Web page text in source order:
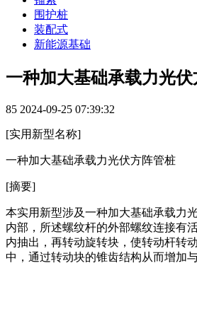
围护桩
装配式
新能源基础
一种加大基础承载力光
85 2024-09-25 07:39:32
[实用新型名称]
一种加大基础承载力光伏方阵管桩
[摘要]
本实用新型涉及一种加大基础承载力
内部，所述螺纹杆的外部螺纹连接有
内抽出，再转动旋转块，使转动杆转
中，通过转动块的锥齿结构从而增加